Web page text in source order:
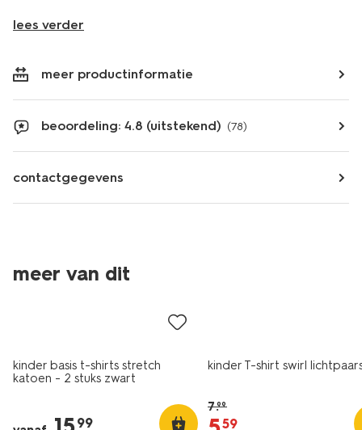
lees verder
meer productinformatie
beoordeling: 4.8 (uitstekend) (78)
contactgegevens
meer van dit
2 stuks
kinder basis t-shirts stretch
katoen - 2 stuks zwart
99
kinder T-shirt swirl
7.99
59